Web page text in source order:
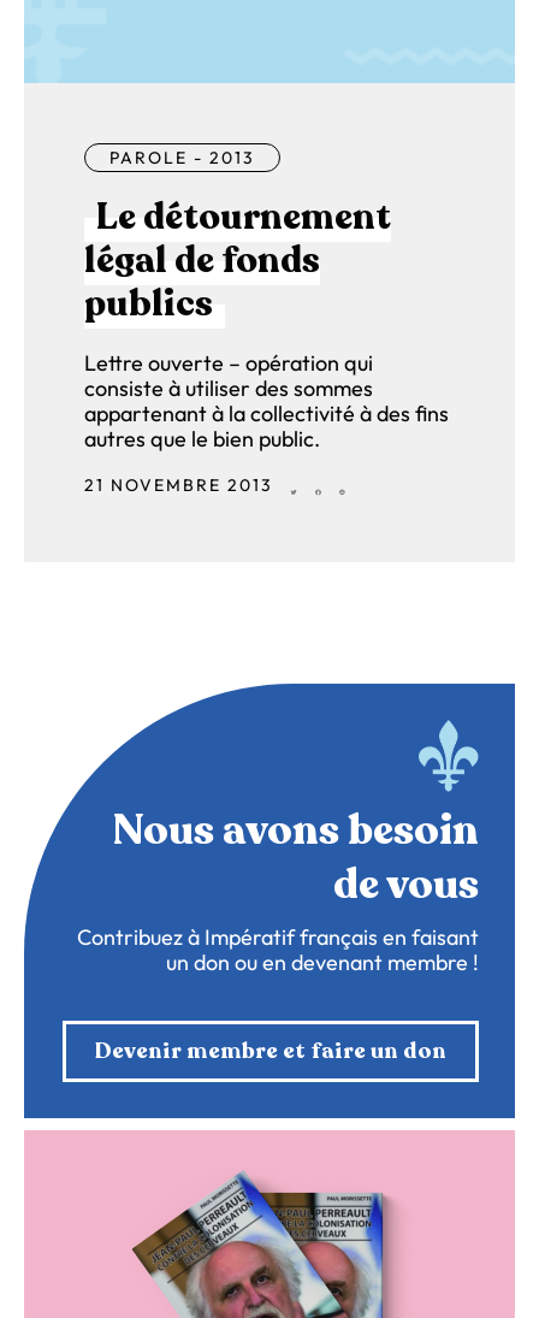
PAROLE - 2013
Le détournement
légal de fonds
publics
Lettre ouverte – opération qui
consiste à utiliser des sommes
appartenant à la collectivité à des fins
autres que le bien public.
21 NOVEMBRE 2013
Nous avons besoin
de vous
Contribuez à Impératif français en faisant
un don ou en devenant membre !
Devenir membre et faire un don